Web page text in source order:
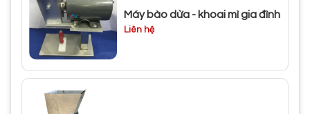
Máy bào dừa - khoai mì gia đình
Liên hệ